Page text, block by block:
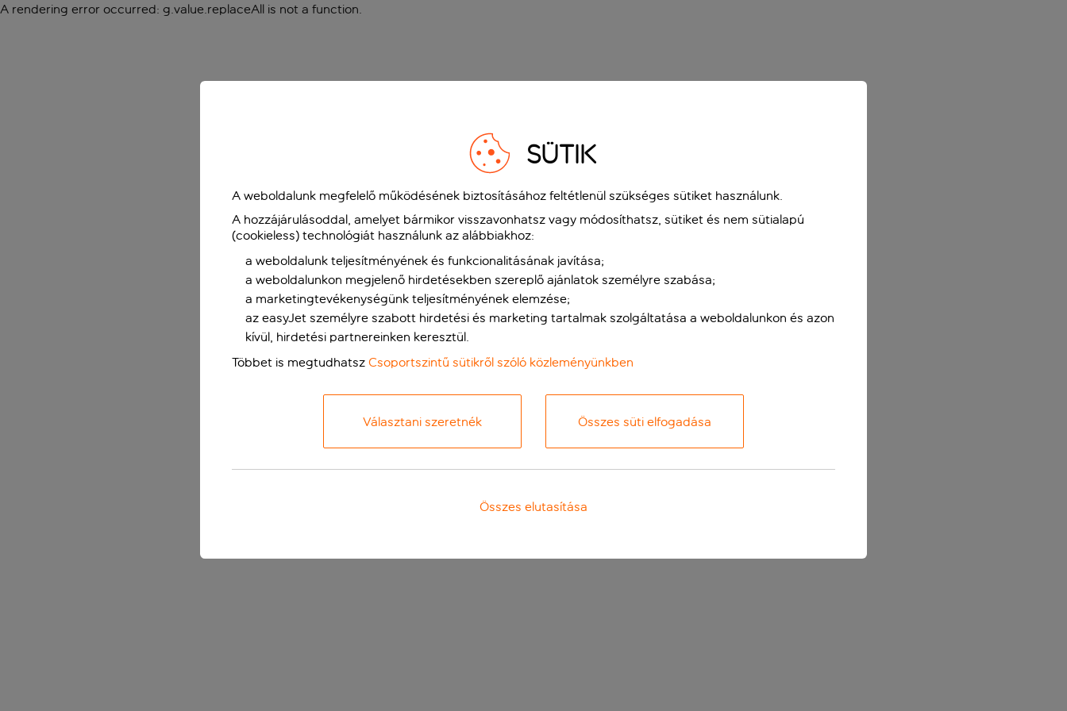
A rendering error occurred: g.value.replaceAll is not a function.
SÜTIK
A weboldalunk megfelelő működésének biztosításához feltétlenül szükséges sütiket használunk.
A hozzájárulásoddal, amelyet bármikor visszavonhatsz vagy módosíthatsz, sütiket és nem sütialapú
(cookieless) technológiát használunk az alábbiakhoz:
a weboldalunk teljesítményének és funkcionalitásának javítása;
a weboldalunkon megjelenő hirdetésekben szereplő ajánlatok személyre szabása;
a marketingtevékenységünk teljesítményének elemzése;
az easyJet személyre szabott hirdetési és marketing tartalmak szolgáltatása a weboldalunkon és azon
kívül, hirdetési partnereinken keresztül.
Többet is megtudhatsz Csoportszintű sütikről szóló közleményünkben
Választani szeretnék Összes süti elfogadása
Összes elutasítása